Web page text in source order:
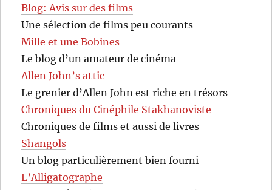
Blog: Avis sur des films
Une sélection de films peu courants
Mille et une Bobines
Le blog d’un amateur de cinéma
Allen John’s attic
Le grenier d’Allen John est riche en trésors
Chroniques du Cinéphile Stakhanoviste
Chroniques de films et aussi de livres
Shangols
Un blog particulièrement bien fourni
L’Alligatographe